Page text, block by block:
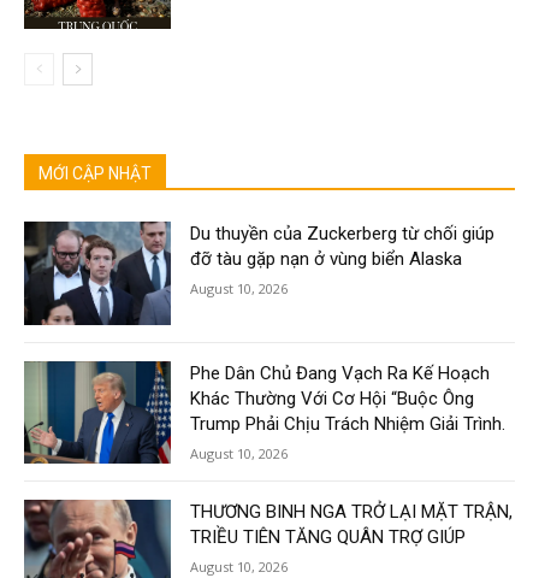
MỚI CẬP NHẬT
Du thuyền của Zuckerberg từ chối giúp
đỡ tàu gặp nạn ở vùng biển Alaska
August 10, 2026
Phe Dân Chủ Đang Vạch Ra Kế Hoạch
Khác Thường Với Cơ Hội “Buộc Ông
Trump Phải Chịu Trách Nhiệm Giải Trình.
August 10, 2026
THƯƠNG BINH NGA TRỞ LẠI MẶT TRẬN,
TRIỀU TIÊN TĂNG QUÂN TRỢ GIÚP
August 10, 2026